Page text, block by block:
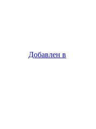
Добавлен в